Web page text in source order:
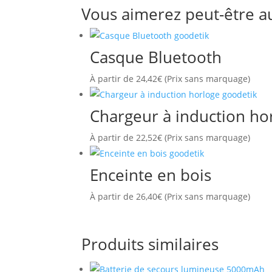
Vous aimerez peut-être
Casque Bluetooth
À partir de 24,42€ (Prix sans marquage)
Chargeur à induction
À partir de 22,52€ (Prix sans marquage)
Enceinte en bois
À partir de 26,40€ (Prix sans marquage)
Produits similaires